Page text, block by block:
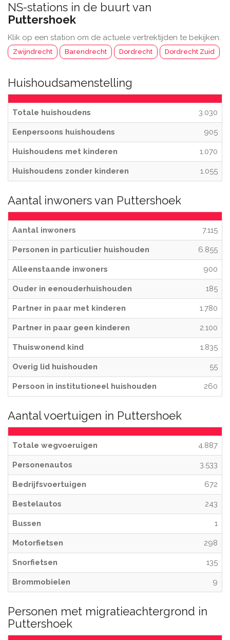
NS-stations in de buurt van
Puttershoek
Klik op een station om de actuele vertrektijden te bekijken.
Zwijndrecht Barendrecht Dordrecht Dordrecht Zuid
Huishoudsamenstelling
Totale huishoudens 3.030
Eenpersoons huishoudens 905
Huishoudens met kinderen 1.070
Huishoudens zonder kinderen 1.055
Aantal inwoners van Puttershoek
Aantal inwoners 7.115
Personen in particulier huishouden 6.855
Alleenstaande inwoners 900
Ouder in eenouderhuishouden 185
Partner in paar met kinderen 1.780
Partner in paar geen kinderen 2.100
Thuiswonend kind 1.835
Overig lid huishouden 55
Persoon in institutioneel huishouden 260
Aantal voertuigen in Puttershoek
Totale wegvoeruigen 4.887
Personenautos 3.533
Bedrijfsvoertuigen 672
Bestelautos 243
Bussen 1
Motorfietsen 298
Snorfietsen 135
Brommobielen 9
Personen met migratieachtergrond in
Puttershoek